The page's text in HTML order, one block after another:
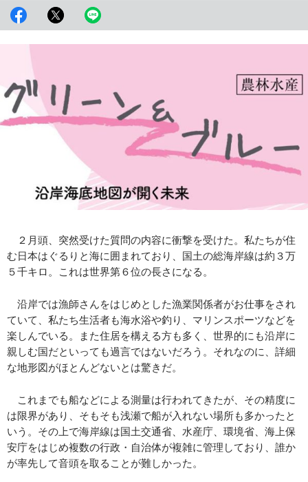
２月頭、突然受けた質問の内容に衝撃を受けた。私たちが住
む日本はぐるりと海に囲まれており、国土の総海岸線は約３万
５千キロ。これは世界第６位の長さになる。
沿岸では漁師さんをはじめとした漁業関係者がお仕事をされ
ていて、私たち生活者も海水浴や釣り、マリンスポーツなどを
楽しんでいる。また住居を構える方も多く、世界的にも沿岸に
親しむ国だといっても過言ではないだろう。それなのに、詳細
な地形図がほとんどないとは驚きだ。
これまでも船などによる測量は行われてきたが、その精度に
は限界があり、そもそも浅瀬で船が入れない場所も多かったと
いう。その上で海岸線は国土交通省、水産庁、環境省、海上保
安庁をはじめ複数の行政・自治体が複雑に管理しており、誰か
が率先して音頭を取ることが難しかった。